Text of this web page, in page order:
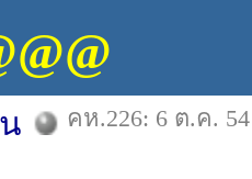
คห.226: 6 ต.ค. 54